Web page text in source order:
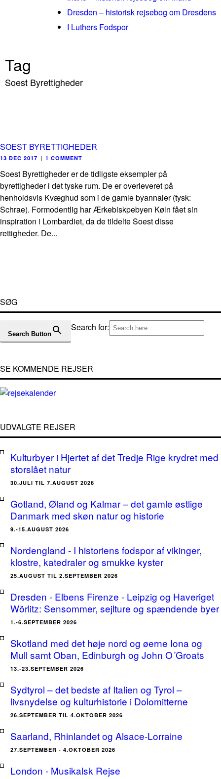
Dresden – historisk rejsebog om Dresdens
I Luthers Fodspor
Tag
Soest Byrettigheder
SOEST BYRETTIGHEDER
13 DEC 2017 | 1 COMMENT
Soest Byrettigheder er de tidligste eksempler på
byrettigheder i det tyske rum. De er overleveret på
henholdsvis Kvæghud som i de gamle byannaler (tysk:
Schrae). Formodentlig har Ærkebiskpebyen Køln fået sin
inspiration i Lombardiet, da de tildelte Soest disse
rettigheder. De...
SØG
Search for:
Search Button
SE KOMMENDE REJSER
UDVALGTE REJSER
Kulturbyer i Hjertet af det Tredje Rige krydret med
storslået natur
30.JULI TIL 7.AUGUST 2026
Gotland, Øland og Kalmar – det gamle østlige
Danmark med skøn natur og historie
9.-15.AUGUST 2026
Nordengland - I historiens fodspor af vikinger,
klostre, katedraler og smukke kyster
25.AUGUST TIL 2.SEPTEMBER 2026
Dresden - Elbens Firenze - Leipzig og Haveriget
Wörlitz: Sensommer, sejlture og spændende byer
1.-6.SEPTEMBER 2026
Skotland med det høje nord og øerne Iona og
Mull samt Oban, Edinburgh og John O´Groats
13.-23.SEPTEMBER 2026
Sydtyrol – det bedste af Italien og Tyrol –
livsnydelse og kulturhistorie i Dolomitterne
26.SEPTEMBER TIL 4.OKTOBER 2026
Saarland, Rhinlandet og Alsace-Lorraine
27.SEPTEMBER - 4.OKTOBER 2026
London - Musikalsk Rejse